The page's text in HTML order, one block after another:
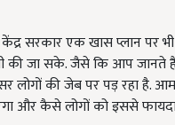
सरकार एक खास प्लान पर भी
की जा सके. जैसे कि आप जानते
लोगों की जेब पर पड़ रहा है.
और कैसे लोगों को इससे